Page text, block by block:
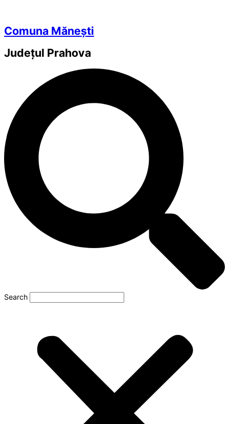
Comuna Mănești
Județul Prahova
Search